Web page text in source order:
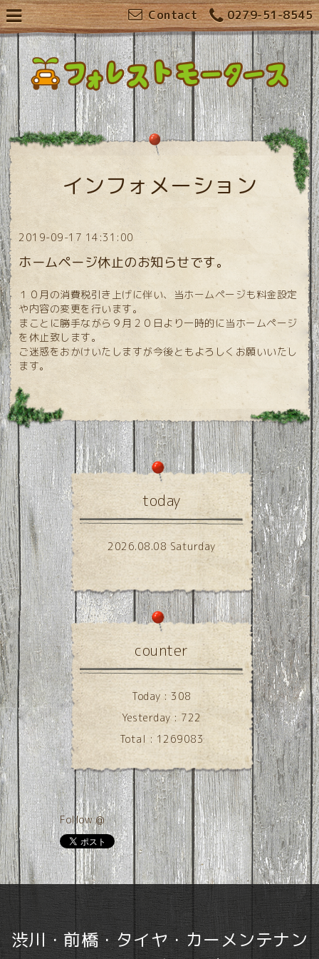
0279-51-8545
Contact
インフォメーション
2019-09-17 14:31:00
ホームページ休止のお知らせです。
１０月の消費税引き上げに伴い、当ホームページも料金設定
や内容の変更を行います。
まことに勝手ながら９月２０日より一時的に当ホームページ
を休止致します。
ご迷惑をおかけいたしますが今後ともよろしくお願いいたし
ます。
today
2026.08.08 Saturday
counter
Today :308
Yesterday : 722
Total : 1269083
Follow @
渋川・前橋・タイヤ・カーメンテナン